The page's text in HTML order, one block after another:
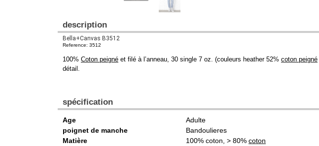
description
Bella+Canvas B3512
Reference: 3512
100% Coton peigné et filé à l’anneau, 30 single 7 oz. (couleurs heather 52% coton peigné
détail.
spécification
Age
Adulte
poignet de manche
Bandoulieres
Matière
100% coton, > 80% coton